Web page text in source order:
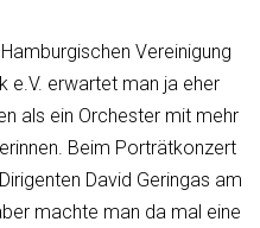
Vereinigung
e.V. erwartet man ja eher
als ein Orchester mit mehr
Beim Porträtkonzert
David Geringas am
machte man da mal eine